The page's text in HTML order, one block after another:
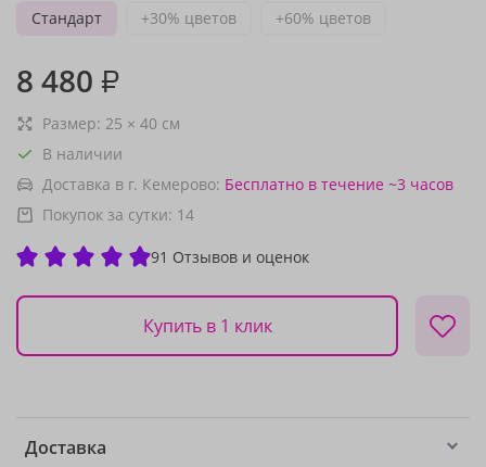
Стандарт
+30% цветов +60% цветов
8 480 ₽
Размер: 25 × 40 см
В наличии
Доставка в г. Кемерово: Бесплатно в течение ~3 часов
Покупок за сутки: 14
91 Отзывов и оценок
Купить в 1 клик
Доставка